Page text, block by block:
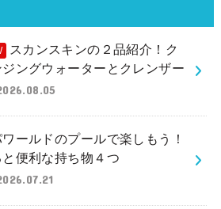
スカンスキンの２品紹介！ク
ジングウォーターとクレンザー
ワールドのプールで楽しもう！
と便利な持ち物４つ